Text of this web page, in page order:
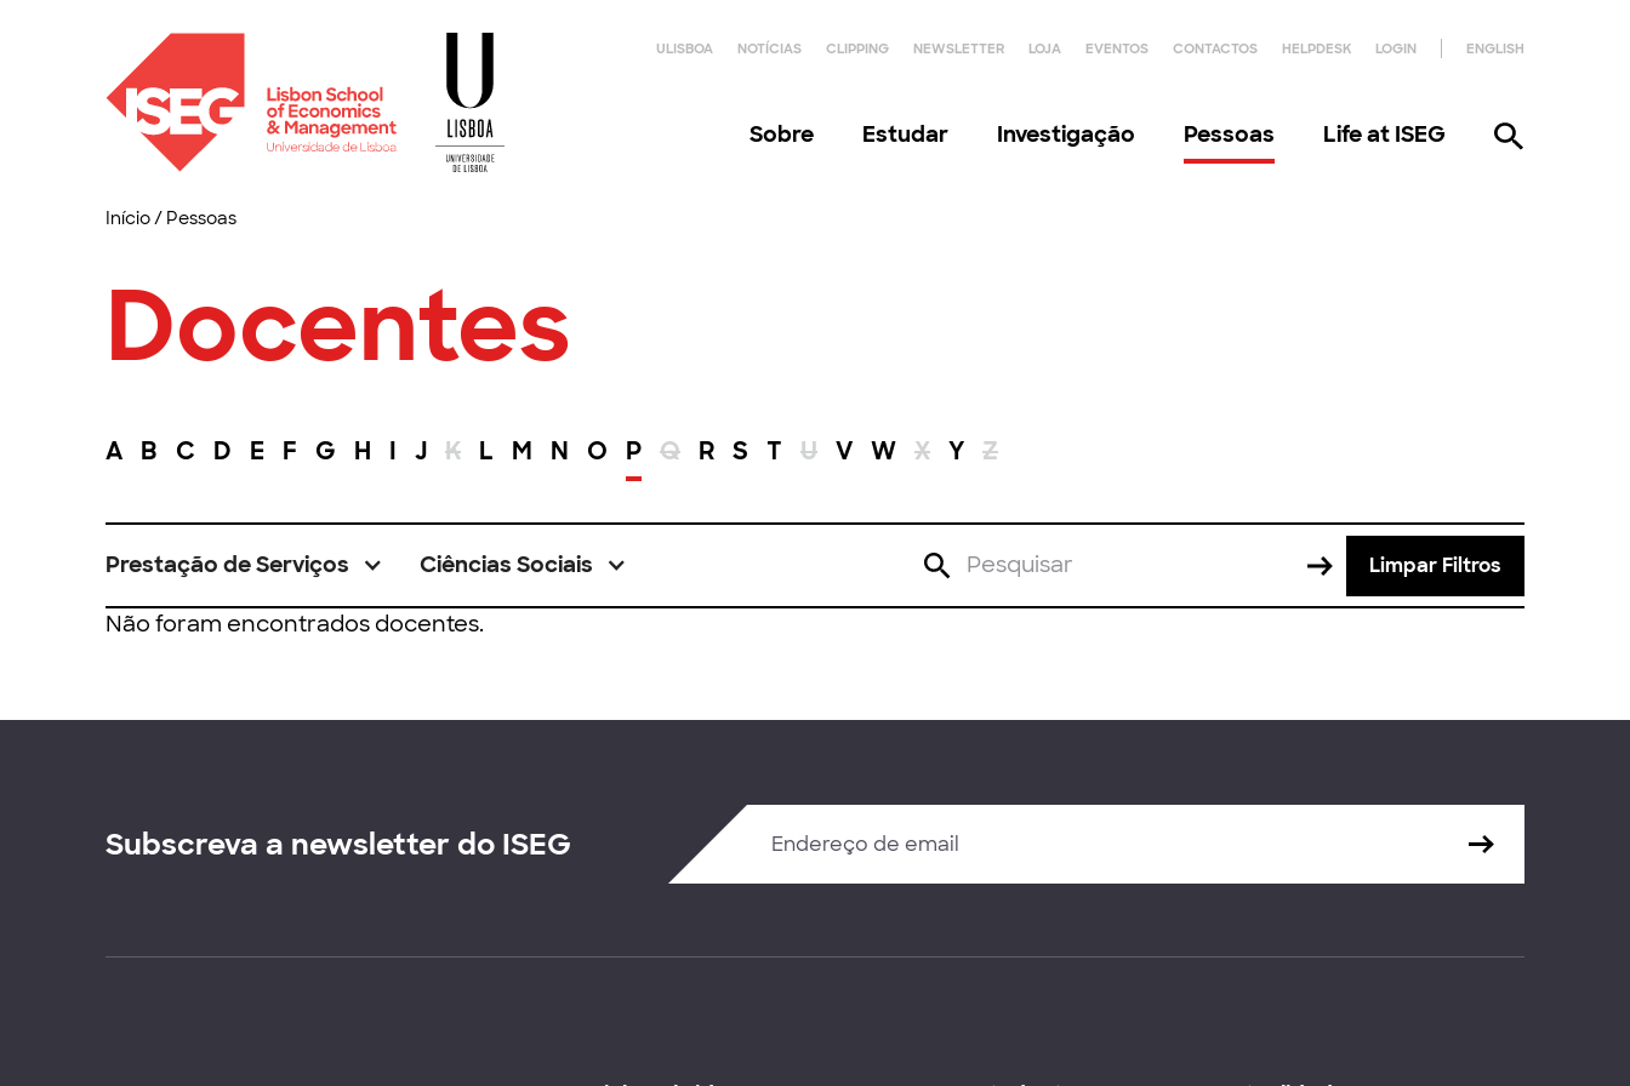
ULISBOA NOTÍCIAS CLIPPING NEWSLETTER LOJA EVENTOS CONTACTOS HELPDESK LOGIN ENGLISH
Sobre Estudar Investigação Pessoas Life at ISEG
Início/ Pessoas
Docentes
A B C D E F G H I J K L M N O P Q R S T U V W X Y Z
Prestação de Serviços Ciências Sociais Limpar Filtros
Não foram encontrados docentes.
Subscreva a newsletter do ISEG